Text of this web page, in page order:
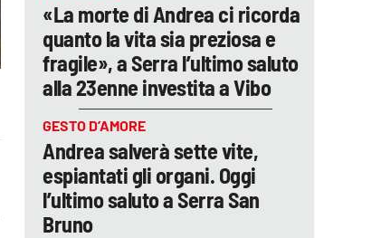
«La morte di Andrea ci ricorda
quanto la vita sia preziosa e
fragile», a Serra l’ultimo saluto
alla 23enne investita a Vibo
GESTO D’AMORE
Andrea salverà sette vite,
espiantati gli organi. Oggi
l’ultimo saluto a Serra San
Bruno